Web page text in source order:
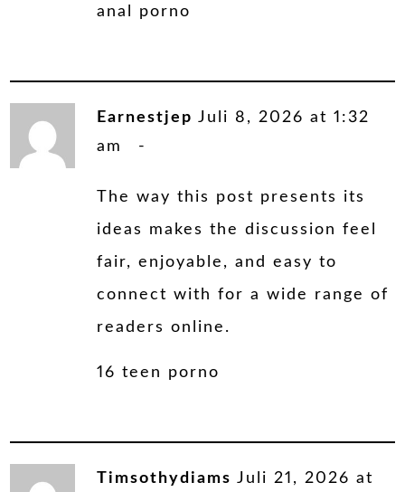
anal porno
Earnestjep Juli 8, 2026 at 1:32
am
The way this post presents its
ideas makes the discussion feel
fair, enjoyable, and easy to
connect with for a wide range of
readers online.
16 teen porno
Timsothydiams Juli 21, 2026 at